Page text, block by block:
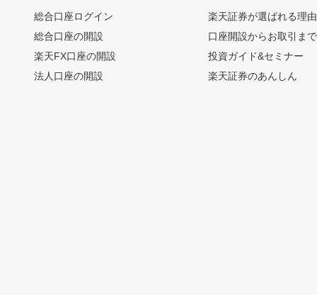
総合口座ログイン
総合口座の開設
楽天FX口座の開設
法人口座の開設
楽天証券が選ばれる理由
口座開設からお取引ま
投資ガイド&セミナー
楽天証券のあんしん